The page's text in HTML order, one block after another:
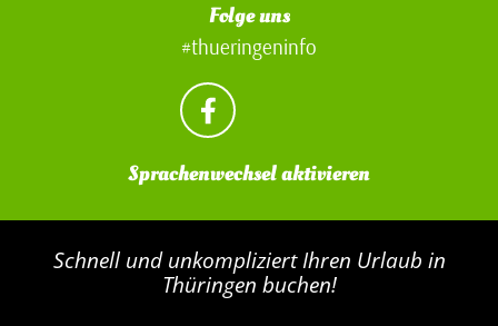
Folge uns
#thueringeninfo
Sprachenwechsel aktivieren
Schnell und unkompliziert Ihren Urlaub in
Thüringen buchen!